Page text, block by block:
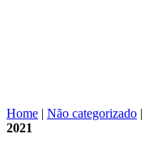
Home | Não categorizado |
2021